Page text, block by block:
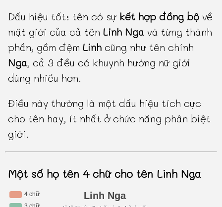
Dấu hiệu tốt: tên có sự kết hợp đồng bộ về
mặt giới của cả tênLinh Nga và từng thành
phần, gồm đệmLinh cũng như tên chính
Nga, cả 3 đều có khuynh hướng nữ giới
dùng nhiều hơn.
Điều này thường là một dấu hiệu tích cực
cho tên hay, ít nhất ở chức năng phân biệt
giới.
Một số họ tên 4 chữ cho tên Linh Nga